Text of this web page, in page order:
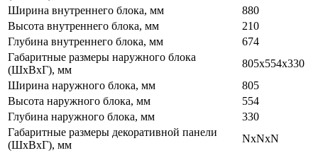
Ширина внутреннего блока, мм
880
Высота внутреннего блока, мм
210
Глубина внутреннего блока, мм
674
Габаритные размеры наружного блока
(ШхВхГ), мм
805x554x330
Ширина наружного блока, мм
805
Высота наружного блока, мм
554
Глубина наружного блока, мм
330
Габаритные размеры декоративной панели
(ШхВхГ), мм
NxNxN